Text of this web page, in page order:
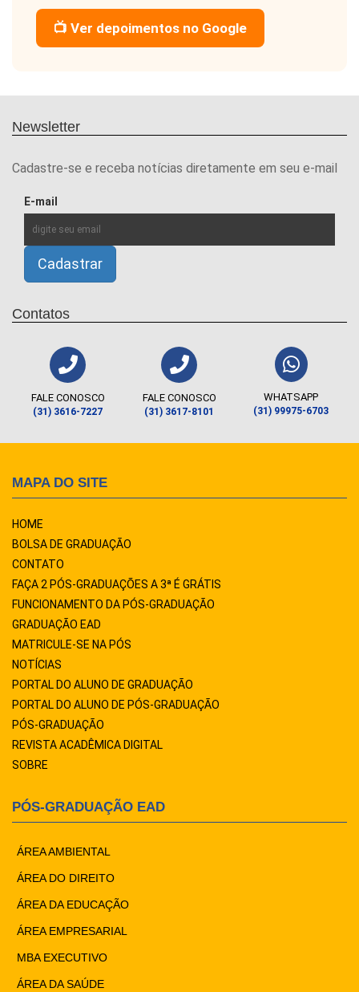
📺 Ver depoimentos no Google
Newsletter
Cadastre-se e receba notícias diretamente em seu e-mail
E-mail
Contatos
FALE CONOSCO
(31) 3616-7227
FALE CONOSCO
(31) 3617-8101
WHATSAPP
(31) 99975-6703
MAPA DO SITE
HOME
BOLSA DE GRADUAÇÃO
CONTATO
FAÇA 2 PÓS-GRADUAÇÕES A 3ª É GRÁTIS
FUNCIONAMENTO DA PÓS-GRADUAÇÃO
GRADUAÇÃO EAD
MATRICULE-SE NA PÓS
NOTÍCIAS
PORTAL DO ALUNO DE GRADUAÇÃO
PORTAL DO ALUNO DE PÓS-GRADUAÇÃO
PÓS-GRADUAÇÃO
REVISTA ACADÊMICA DIGITAL
SOBRE
PÓS-GRADUAÇÃO EAD
ÁREA AMBIENTAL
ÁREA DO DIREITO
ÁREA DA EDUCAÇÃO
ÁREA EMPRESARIAL
MBA EXECUTIVO
ÁREA DA SAÚDE